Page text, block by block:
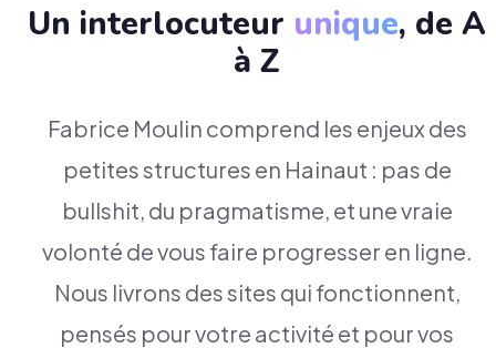
Un interlocuteur unique, de A
à Z
Fabrice Moulin comprend les enjeux des
petites structures en Hainaut : pas de
bullshit, du pragmatisme, et une vraie
volonté de vous faire progresser en ligne.
Nous livrons des sites qui fonctionnent,
pensés pour votre activité et pour vos